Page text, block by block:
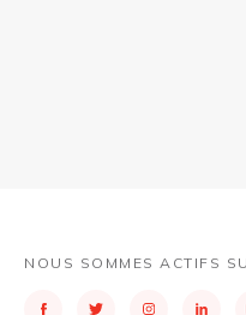
NOUS SOMMES ACTIFS